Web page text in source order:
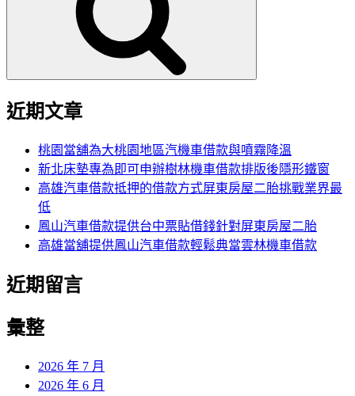
近期文章
桃園當舖為大桃園地區汽機車借款與噴霧降溫
新北床墊專為即可申辦樹林機車借款排版後隱形鐵窗
高雄汽車借款抵押的借款方式屏東房屋二胎挑戰業界最
低
鳳山汽車借款提供台中票貼借錢針對屏東房屋二胎
高雄當舖提供鳳山汽車借款輕鬆典當雲林機車借款
近期留言
彙整
2026 年 7 月
2026 年 6 月